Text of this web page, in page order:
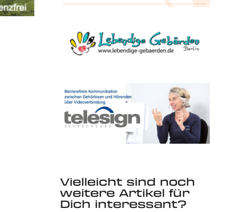
Vielleicht sind noch
weitere Artikel für
Dich interessant?